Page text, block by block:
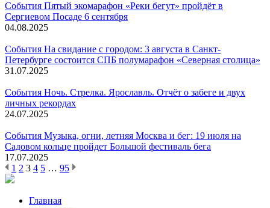
События Пятый экомарафон «Реки бегут» пройдёт в
Сергиевом Посаде 6 сентября
04.08.2025
События На свидание с городом: 3 августа в Санкт-
Петербурге состоится СПБ полумарафон «Северная столица»
31.07.2025
События Ночь. Стрелка. Ярославль. Отчёт о забеге и двух
личных рекордах
24.07.2025
События Музыка, огни, летняя Москва и бег: 19 июля на
Садовом кольце пройдет Большой фестиваль бега
17.07.2025
1 2 3 4 5 … 95
Главная